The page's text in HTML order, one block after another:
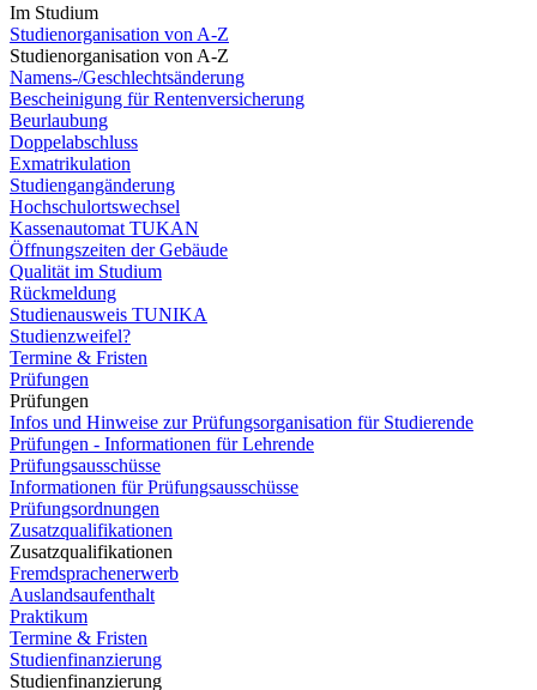
Im Studium
Studienorganisation von A-Z
Studienorganisation von A-Z
Namens-/Geschlechtsänderung
Bescheinigung für Rentenversicherung
Beurlaubung
Doppelabschluss
Exmatrikulation
Studiengangänderung
Hochschulortswechsel
Kassenautomat TUKAN
Öffnungszeiten der Gebäude
Qualität im Studium
Rückmeldung
Studienausweis TUNIKA
Studienzweifel?
Termine & Fristen
Prüfungen
Prüfungen
Infos und Hinweise zur Prüfungsorganisation für Studierende
Prüfungen - Informationen für Lehrende
Prüfungsausschüsse
Informationen für Prüfungsausschüsse
Prüfungsordnungen
Zusatzqualifikationen
Zusatzqualifikationen
Fremdsprachenerwerb
Auslandsaufenthalt
Praktikum
Termine & Fristen
Studienfinanzierung
Studienfinanzierung